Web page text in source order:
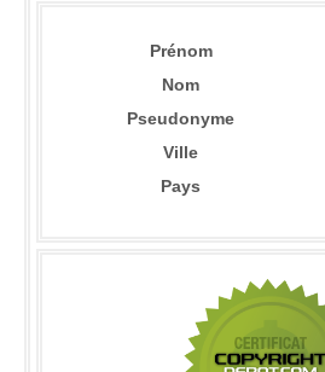
Prénom
Nom
Pseudonyme
Ville
Pays